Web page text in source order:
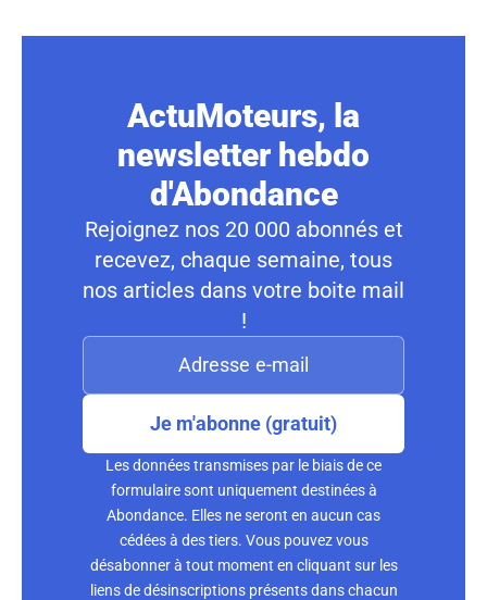
ActuMoteurs, la
newsletter hebdo
d'Abondance
Rejoignez nos 20 000 abonnés et
recevez, chaque semaine, tous
nos articles dans votre boite mail
!
Je m'abonne (gratuit)
Les données transmises par le biais de ce
formulaire sont uniquement destinées à
Abondance. Elles ne seront en aucun cas
cédées à des tiers. Vous pouvez vous
désabonner à tout moment en cliquant sur les
liens de désinscriptions présents dans chacun